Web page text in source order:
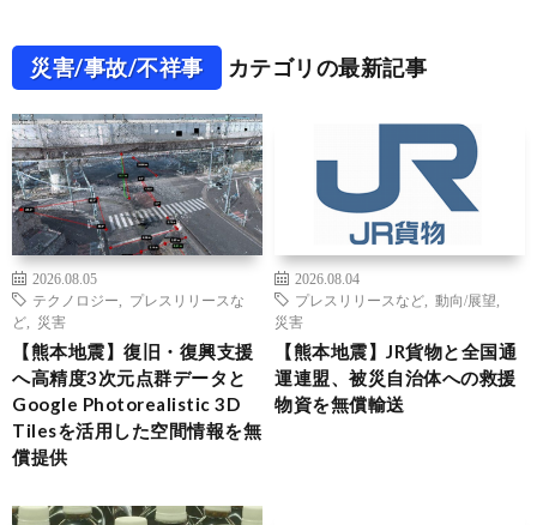
災害/事故/不祥事 カテゴリの最新記事
2026.08.05
テクノロジー
プレスリリースな
ど
災害
【熊本地震】復旧・復興支援
へ高精度3次元点群データと
Google Photorealistic 3D
Tilesを活用した空間情報を無
償提供
2026.08.04
プレスリリースなど
動向/展望
災害
【熊本地震】JR貨物と全国通
運連盟、被災自治体への救援
物資を無償輸送